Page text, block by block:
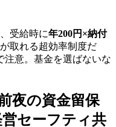
受給時に年200円×納付
取れる超効率制度だ
注意。基金を選ばないな
夜の資金留保
セーフティ共